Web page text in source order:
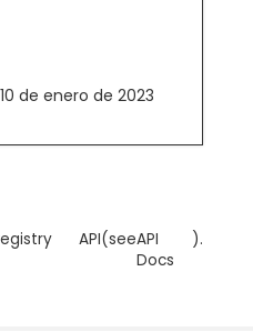
10 de enero de 2023
API(seeAPI
Docs
).